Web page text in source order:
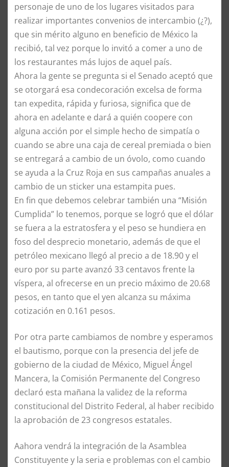
personaje de uno de los lugares visitados para
realizar importantes convenios de intercambio (¿?),
que sin mérito alguno en beneficio de México la
recibió, tal vez porque lo invitó a comer a uno de
los restaurantes más lujos de aquel país.
Ahora la gente se pregunta si el Senado aceptó que
se otorgará esa condecoración excelsa de forma
tan expedita, rápida y furiosa, significa que de
ahora en adelante e dará a quién coopere con
alguna acción por el simple hecho de simpatía o
cuando se abre una caja de cereal premiada o bien
se entregará a cambio de un óvolo, como cuando
se ayuda a la Cruz Roja en sus campañas anuales a
cambio de un sticker una estampita pues.
En fin que debemos celebrar también una “Misión
Cumplida” lo tenemos, porque se logró que el dólar
se fuera a la estratosfera y el peso se hundiera en
foso del desprecio monetario, además de que el
petróleo mexicano llegó al precio a de 18.90 y el
euro por su parte avanzó 33 centavos frente la
víspera, al ofrecerse en un precio máximo de 20.68
pesos, en tanto que el yen alcanza su máxima
cotización en 0.161 pesos.
Por otra parte cambiamos de nombre y esperamos
el bautismo, porque con la presencia del jefe de
gobierno de la ciudad de México, Miguel Ángel
Mancera, la Comisión Permanente del Congreso
declaró esta mañana la validez de la reforma
constitucional del Distrito Federal, al haber recibido
la aprobación de 23 congresos estatales.
Aahora vendrá la integración de la Asamblea
Constituyente y la seria e problemas con el cambio